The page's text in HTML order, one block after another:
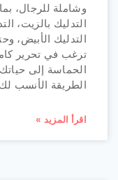
وشاملة للرجال،
التدليك بالزيت،
التدليك الأبيض،
ترغب في تحرير
الحماسة إلى
الطريقة الأنسب
اقرأ المزيد »